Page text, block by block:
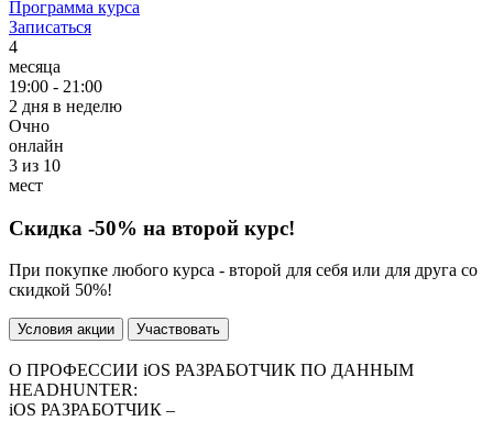
Программа курса
Записаться
4
месяца
19:00 - 21:00
2 дня в неделю
Очно
онлайн
3 из 10
мест
Скидка -50% на второй курс!
При покупке любого курса - второй для себя или для друга со
скидкой 50%!
Условия акции Участвовать
О ПРОФЕССИИ iOS РАЗРАБОТЧИК ПО ДАННЫМ
HEADHUNTER:
iOS РАЗРАБОТЧИК –